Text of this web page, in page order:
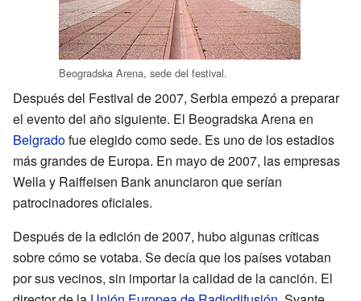
Beogradska Arena, sede del festival.
Después del Festival de 2007, Serbia empezó a preparar
el evento del año siguiente. El Beogradska Arena en
Belgradofue elegido como sede. Es uno de los estadios
más grandes de Europa. En mayo de 2007, las empresas
Wella y Raiffeisen Bank anunciaron que serían
patrocinadores oficiales.
Después de la edición de 2007, hubo algunas críticas
sobre cómo se votaba. Se decía que los países votaban
por sus vecinos, sin importar la calidad de la canción. El